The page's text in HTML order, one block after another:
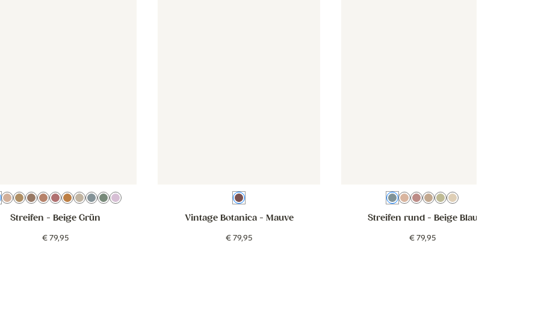
Beige Grün
Beige Rosa
Beige Braun
Kakaobraun
Oudroze
BlushRoze Oranje
BeigeBeige Blau
Salbeigrün
Lila
Streifen - Beige Grün
€79,95
Mauve
Vintage Botanica- Mauve
€79,95
Beige Blau
Oudroze
RosaBraun
GroenBeige
Streifen rund- Beige Blau
€79,95